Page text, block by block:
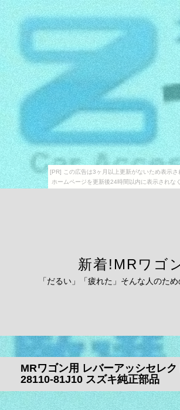
[PR] この広告は3ヶ月以上更新がないため表示さ
ホームページを更新後24時間以内に表示されな
新着!MRワゴ
「だるい」「疲れた」そんな人のた
MRワゴン用 レバーアッシセレ
28110-81J10 スズキ純正部品